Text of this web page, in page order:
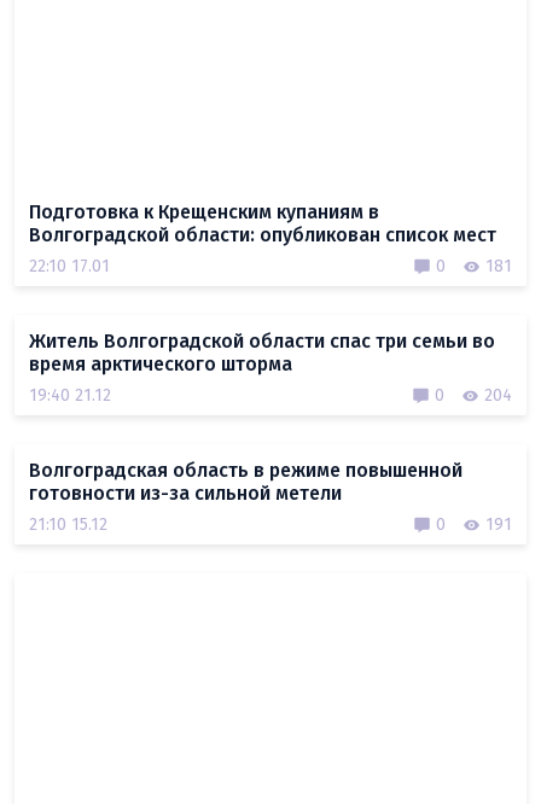
Подготовка к Крещенским купаниям в
Волгоградской области: опубликован список мест
22:10 17.01 0 181
Житель Волгоградской области спас три семьи во
время арктического шторма
19:40 21.12 0 204
Волгоградская область в режиме повышенной
готовности из-за сильной метели
21:10 15.12 0 191